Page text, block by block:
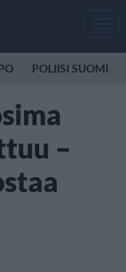
POLIISI SUOMI
–